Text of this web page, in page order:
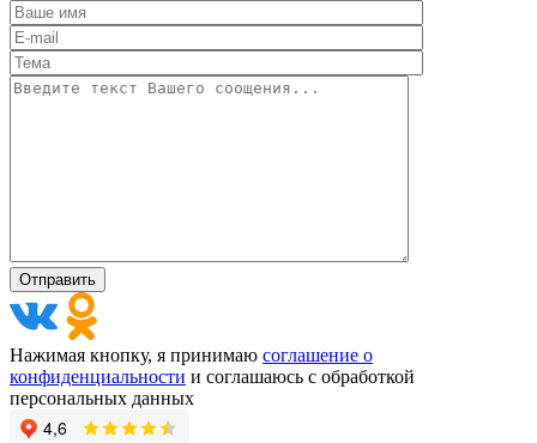
Нажимая кнопку, я принимаю соглашение о
конфиденциальности и соглашаюсь с обработкой
персональных данных